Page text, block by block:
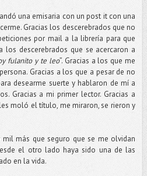
una emisaria con un post it con una
Gracias los descerebrados que no
por mail a la librería para que
descerebrados que se acercaron a
fulanito y te leo”. Gracias a los que me
Gracias a los que a pesar de no
desearme suerte y hablaron de mí a
Gracias a mi primer lector. Gracias a
moló el título, me miraron, se rieron y
más que seguro que se me olvidan
el otro lado haya sido una de las
en la vida.